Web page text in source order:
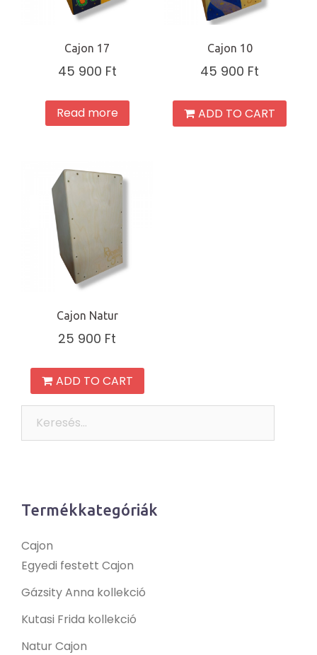
Cajon 17
45 900 Ft
Read more
Cajon 10
45 900 Ft
ADD TO CART
Cajon Natur
25 900 Ft
ADD TO CART
Termékkategóriák
Cajon
Egyedi festett Cajon
Gázsity Anna kollekció
Kutasi Frida kollekció
Natur Cajon